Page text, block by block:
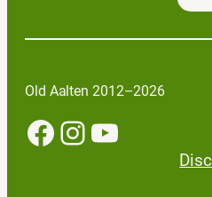
Old Aalten 2012–2026
Facebook InstagramYouTube